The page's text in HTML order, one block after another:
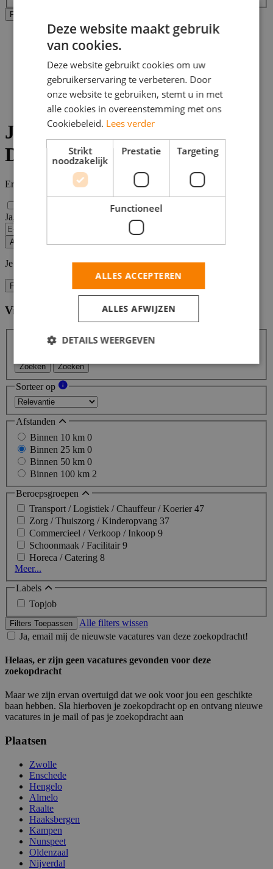
Filters Toepassen
Home
Deventer
Juridische vacatures in
Deventer
Er zijn Juridische vacatures in Deventer gevonden.
Ja, email mij de nieuwste vacatures van deze zoekopdracht!
Alert opslaan
Je kunt vacature-alerts op elk moment uitzetten.
Filters
Vind hier de baan die bij jou past
Zoeken Zoeken
Sorteer op
Afstanden
Binnen 10 km 0
Binnen 25 km 0
Binnen 50 km 0
Binnen 100 km 2
Beroepsgroepen
Transport / Logistiek / Chauffeur / Koerier47
Zorg / Thuiszorg / Kinderopvang 37
Commercieel / Verkoop / Inkoop 9
Schoonmaak / Facilitair9
Horeca / Catering 8
Meer...
Labels
Topjob
Filters Toepassen
Alle filters wissen
Ja, email mij de nieuwste vacatures van deze zoekopdracht!
Helaas, er zijn geen vacatures gevonden voor deze
zoekopdracht
Maar we zijn ervan overtuigd dat we ook voor jou een geschikte
baan hebben. Sla hierboven je zoekopdracht op en ontvang nieuwe
vacatures in je mail of pas je zoekopdracht aan
Plaatsen
Zwolle
Enschede
Hengelo
Almelo
Raalte
Haaksbergen
Kampen
Nunspeet
Oldenzaal
Nijverdal
Deze website maakt gebruik
van cookies.
Deze website gebruikt cookies om uw
gebruikerservaring te verbeteren. Door
onze website te gebruiken, stemt u in met
alle cookies in overeenstemming met ons
Cookiebeleid. Lees verder
Strikt
noodzakelijk
Prestatie Targeting
Functioneel
ALLES ACCEPTEREN
ALLES AFWIJZEN
DETAILS WEERGEVEN